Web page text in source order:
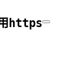
https